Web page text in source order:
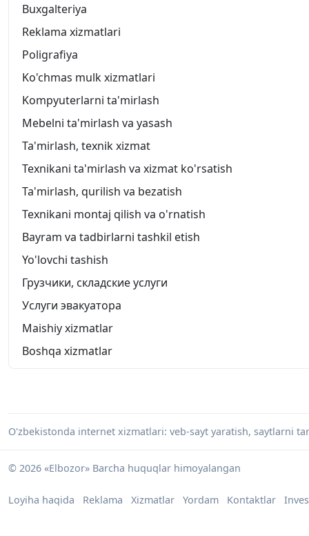
Buxgalteriya
Reklama xizmatlari
Poligrafiya
Ko'chmas mulk xizmatlari
Kompyuterlarni ta'mirlash
Mebelni ta'mirlash va yasash
Ta'mirlash, texnik xizmat
Texnikani ta'mirlash va xizmat ko'rsatish
Ta'mirlash, qurilish va bezatish
Texnikani montaj qilish va o'rnatish
Bayram va tadbirlarni tashkil etish
Yo'lovchi tashish
Грузчики, складские услуги
Услуги эвакуатора
Maishiy xizmatlar
Boshqa xizmatlar
O'zbekistonda internet xizmatlari: veb-sayt yaratish, saytlarni
© 2026 «Elbozor» Barcha huquqlar himoyalangan
Loyiha haqida Reklama Xizmatlar Yordam Kontaktlar